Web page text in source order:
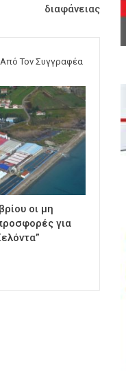
διαφάνειας
Τον Συγγραφέα
οι μη
για